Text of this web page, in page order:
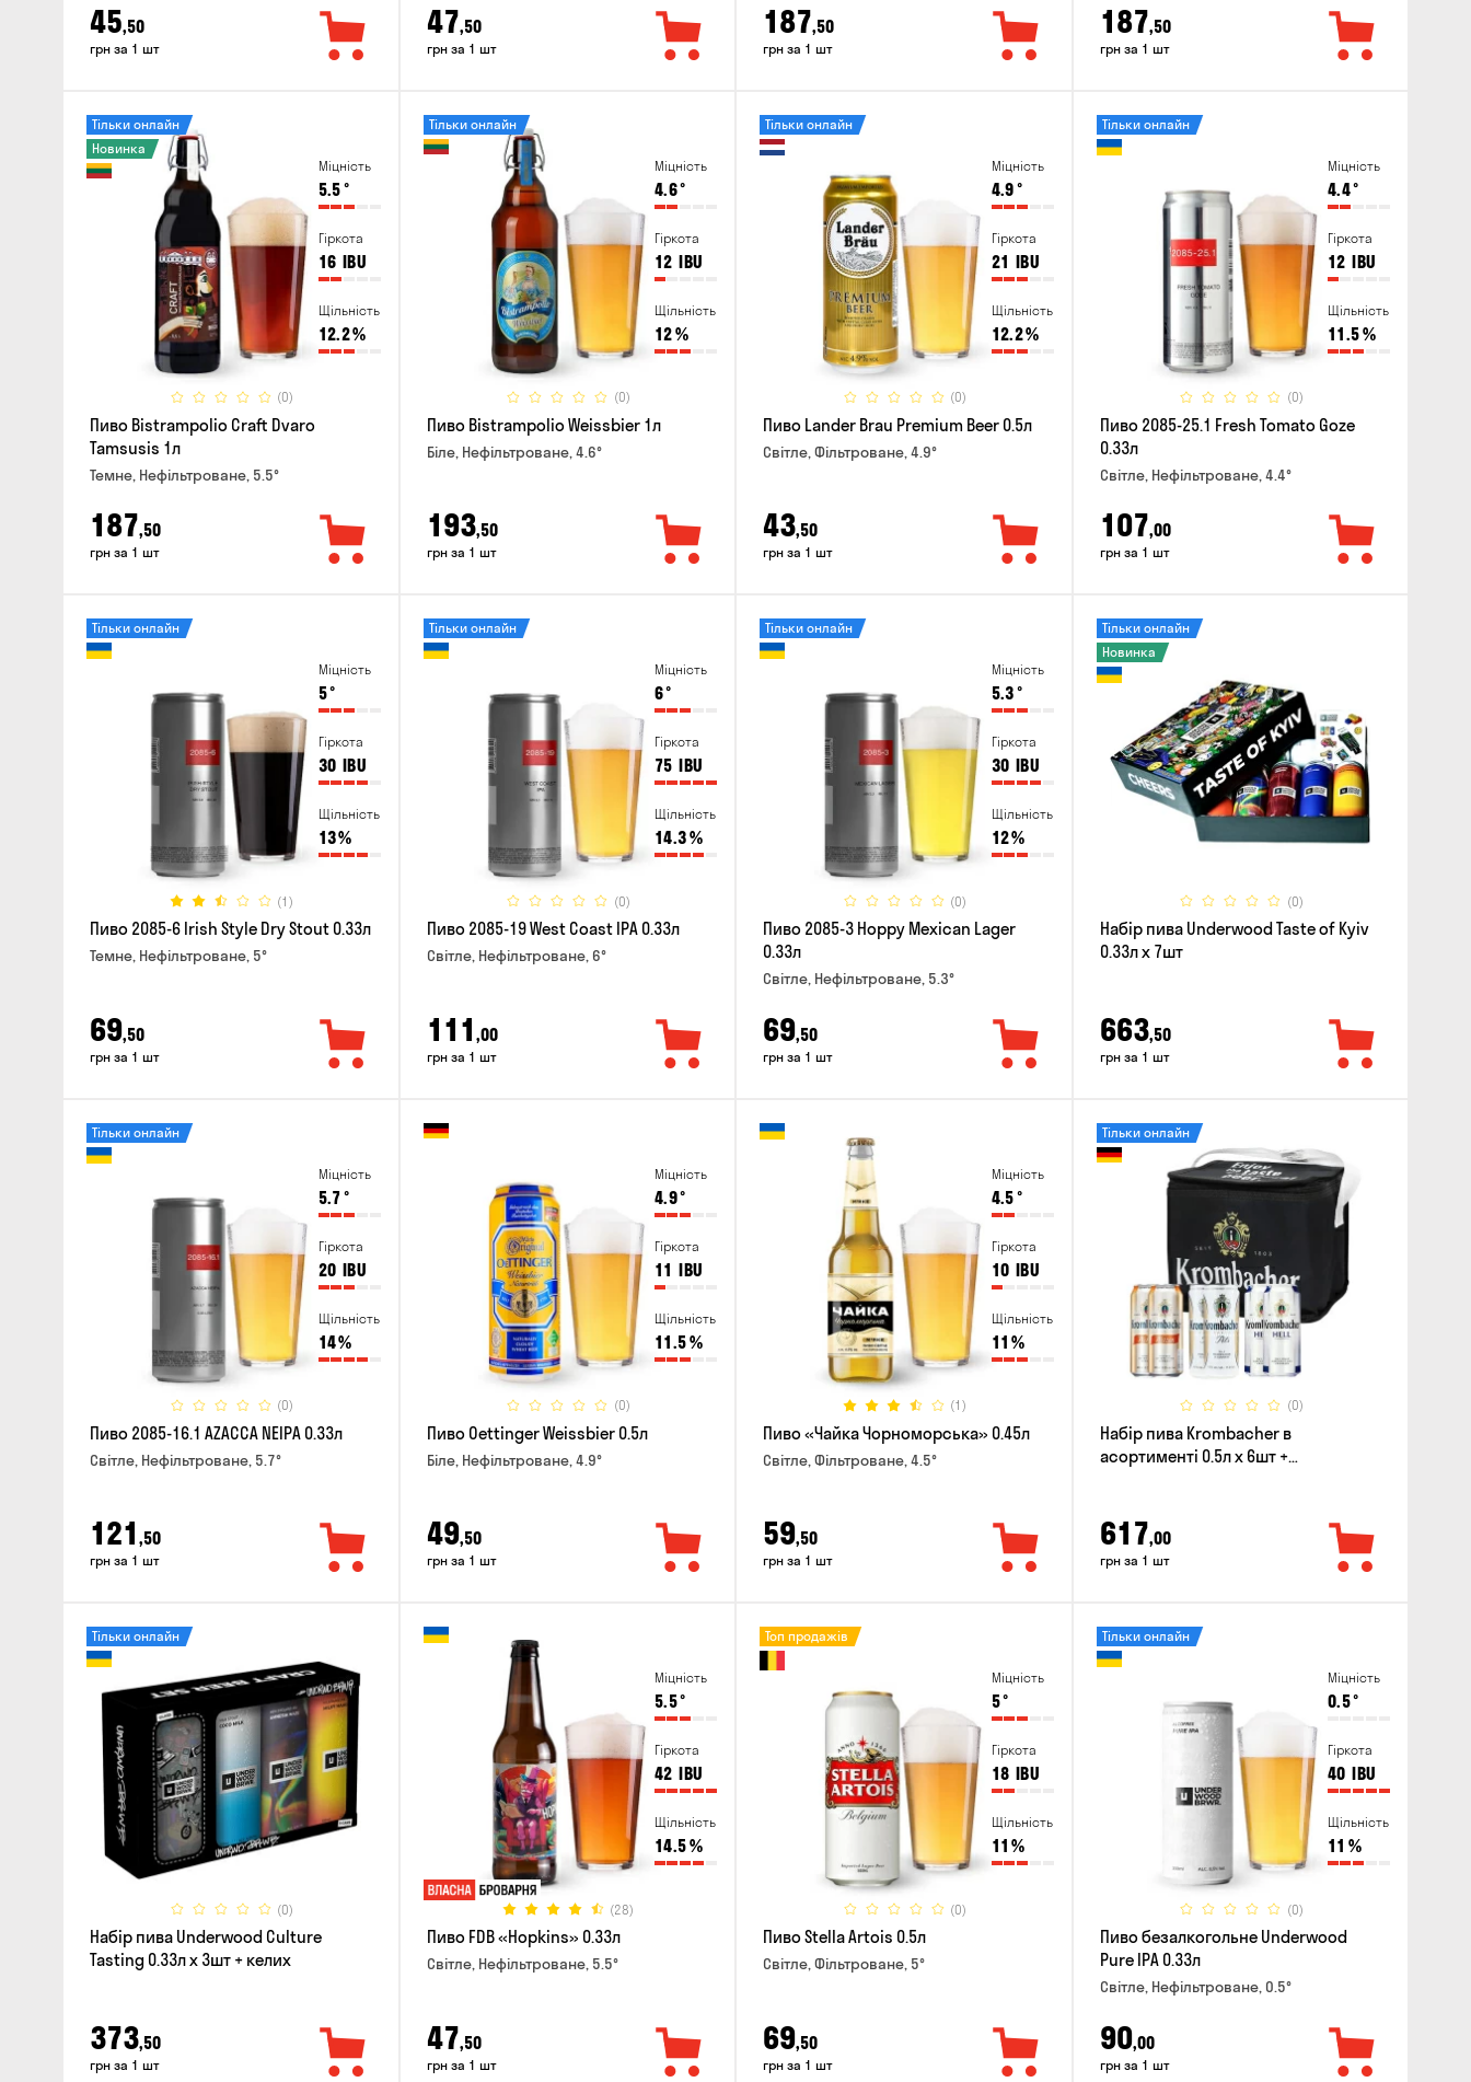
45,50
грн за 1 шт
47,50
грн за 1 шт
187,50
грн за 1 шт
187,50
грн за 1 шт
Міцність
5.5°
Гіркота
16 IBU
Щільність
12.2%
(0)
Тільки онлайн
Новинка
Пиво Bistrampolio Craft Dvaro
Tamsusis 1л
Темне, Нефільтроване, 5.5°
187,50
грн за 1 шт
Міцність
4.6°
Гіркота
12 IBU
Щільність
12%
(0)
Тільки онлайн
Пиво Bistrampolio Weissbier 1л
Біле, Нефільтроване, 4.6°
193,50
грн за 1 шт
Міцність
4.9°
Гіркота
21 IBU
Щільність
12.2%
(0)
Тільки онлайн
Пиво Lander Brau Premium Beer 0.5л
Світле, Фільтроване, 4.9°
43,50
грн за 1 шт
Міцність
4.4°
Гіркота
12 IBU
Щільність
11.5%
(0)
Тільки онлайн
Пиво 2085-25.1 Fresh Tomato Goze
0.33л
Світле, Нефільтроване, 4.4°
107,00
грн за 1 шт
Міцність
5°
Гіркота
30 IBU
Щільність
13%
(1)
Тільки онлайн
Пиво 2085-6 Irish Style Dry Stout 0.33л
Темне, Нефільтроване, 5°
69,50
грн за 1 шт
Міцність
6°
Гіркота
75 IBU
Щільність
14.3%
(0)
Тільки онлайн
Пиво 2085-19 West Coast IPA 0.33л
Світле, Нефільтроване, 6°
111 ,00
грн за 1 шт
Міцність
5.3°
Гіркота
30 IBU
Щільність
12%
(0)
Тільки онлайн
Пиво 2085-3 Hoppy Mexican Lager
0.33л
Світле, Нефільтроване, 5.3°
69,50
грн за 1 шт
(0)
Тільки онлайн
Новинка
Набір пива Underwood Taste of Kyiv
0.33л x 7шт
663,50
грн за 1 шт
Міцність
5.7°
Гіркота
20 IBU
Щільність
14%
(0)
Тільки онлайн
Пиво 2085-16.1 AZACCA NEIPA 0.33л
Світле, Нефільтроване, 5.7°
121 ,50
грн за 1 шт
Міцність
4.9°
Гіркота
11 IBU
Щільність
11.5%
(0)
Пиво Oettinger Weissbier 0.5л
Біле, Нефільтроване, 4.9°
49,50
грн за 1 шт
Міцність
4.5°
Гіркота
10 IBU
Щільність
11 %
(1)
Пиво «Чайка Чорноморська» 0.45л
Світле, Фільтроване, 4.5°
59,50
грн за 1 шт
(0)
Тільки онлайн
Набір пива Krombacher в
асортименті 0.5л х 6шт +
617,00
грн за 1 шт
(0)
Тільки онлайн
Набір пива Underwood Culture
Tasting 0.33л x 3шт + келих
373,50
грн за 1 шт
Міцність
5.5°
Гіркота
42 IBU
Щільність
14.5%
(28)
Пиво FDB «Hopkins» 0.33л
Світле, Нефільтроване, 5.5°
47,50
грн за 1 шт
Міцність
5°
Гіркота
18 IBU
Щільність
11 %
(0)
Топ продажів
Пиво Stella Artois 0.5л
Світле, Фільтроване, 5°
69,50
грн за 1 шт
Міцність
0.5°
Гіркота
40 IBU
Щільність
11 %
(0)
Тільки онлайн
Пиво безалкогольне Underwood
Pure IPA 0.33л
Світле, Нефільтроване, 0.5°
90,00
грн за 1 шт